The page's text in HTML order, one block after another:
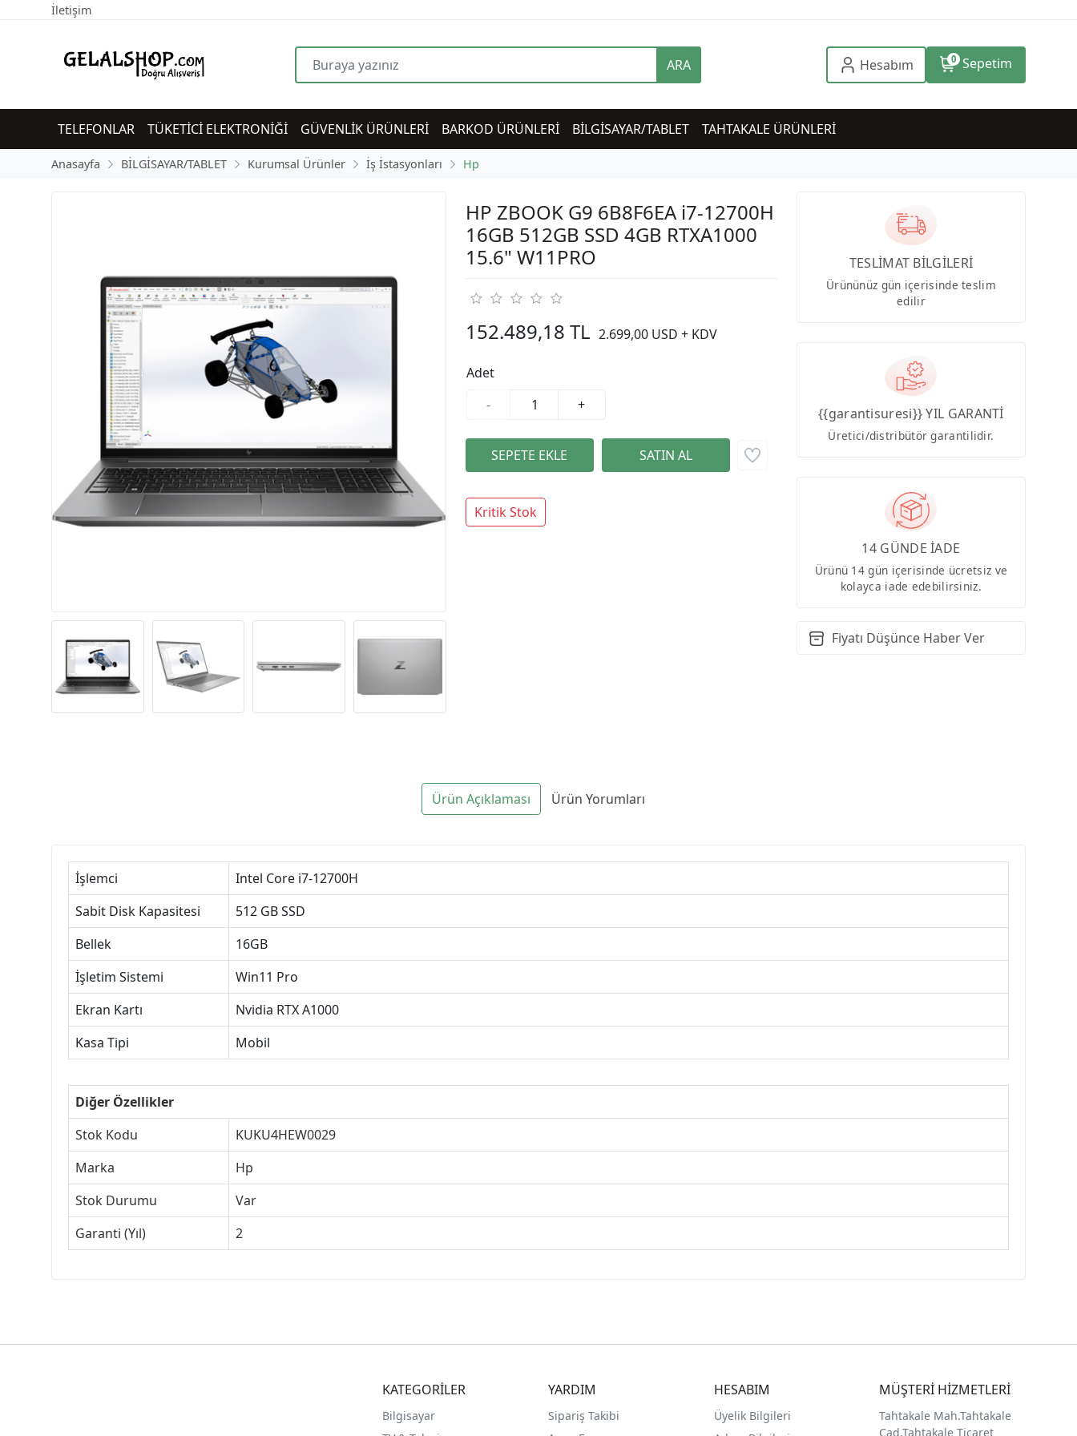
İletişim
ARA Hesabım 0 Sepetim
TELEFONLAR TÜKETİCİ ELEKTRONİĞİ GÜVENLİK ÜRÜNLERİ BARKOD ÜRÜNLERİ BİLGİSAYAR/TABLET TAHTAKALE ÜRÜNLERİ
Anasayfa BİLGİSAYAR/TABLET Kurumsal Ürünler İş İstasyonları Hp
HP ZBOOK G9 6B8F6EA i7-12700H
16GB 512GB SSD 4GB RTXA1000
15.6" W11PRO
152.489,18 TL 2.699,00 USD + KDV
Adet
-
+
Kritik Stok
TESLİMAT BİLGİLERİ
Ürününüz gün içerisinde teslim
edilir
{{garantisuresi}} YIL GARANTİ
Üretici/distribütör garantilidir.
14 GÜNDE İADE
Ürünü 14 gün içerisinde ücretsiz ve
kolayca iade edebilirsiniz.
Fiyatı Düşünce Haber Ver
Ürün Açıklaması Ürün Yorumları
İşlemci
Intel Core i7-12700H
Sabit Disk Kapasitesi
512 GB SSD
Bellek
16GB
İşletim Sistemi
Win11 Pro
Ekran Kartı
Nvidia RTX A1000
Kasa Tipi
Mobil
Diğer Özellikler
Stok Kodu
KUKU4HEW0029
Marka
Hp
Stok Durumu
Var
Garanti (Yıl)
2
KATEGORİLER
Bilgisayar
YARDIM
Sipariş Takibi
HESABIM
Üyelik Bilgileri
MÜŞTERİ HİZMETLERİ
Tahtakale Mah.Tahtakale
Cad.Tahtakale Ticaret